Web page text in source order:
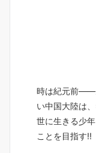
時は紀元前――
い中国大陸は
世に生きる少
ことを目指す!!